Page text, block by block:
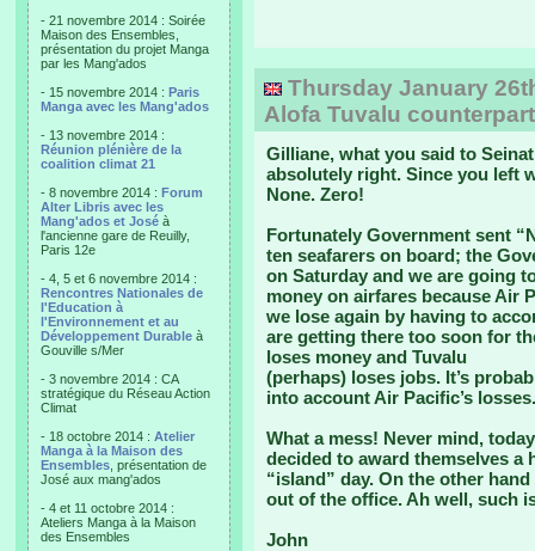
- 21 novembre 2014 : Soirée
Maison des Ensembles,
présentation du projet Manga
par les Mang'ados
- 15 novembre 2014 : Paris
Manga avec les Mang'ados
- 13 novembre 2014 :
Réunion plénière de la
coalition climat 21
- 8 novembre 2014 : Forum
Alter Libris avec les
Mang'ados et José à
l'ancienne gare de Reuilly,
Paris 12e
- 4, 5 et 6 novembre 2014 :
Rencontres Nationales de
l'Education à
l'Environnement et au
Développement Durable à
Gouville s/Mer
- 3 novembre 2014 : CA
stratégique du Réseau Action
Climat
- 18 octobre 2014 : Atelier
Manga à la Maison des
Ensembles , présentation de
José aux mang'ados
- 4 et 11 octobre 2014 :
Ateliers Manga à la Maison
des Ensembles
Thursday January
Alofa Tuvalu
Gilliane, what you said to
absolutely right. Since you left
None. Zero!
Fortunately Government sent
ten seafarers on board; the
on Saturday and we are going
money on airfares because Air
we lose again by having to
are getting there too soon for
loses money and Tuvalu
(perhaps) loses jobs. It’s
into account Air Pacific’s losses.
What a mess! Never mind,
decided to award themselves a
“island” day. On the other
out of the office. Ah well, such
John